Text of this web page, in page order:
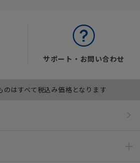
サポート・お問い合わせ
はすべて税込み価格となります